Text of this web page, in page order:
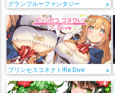
グランブルーファンタジー >
プリンセスコネクト!Re:Dive >